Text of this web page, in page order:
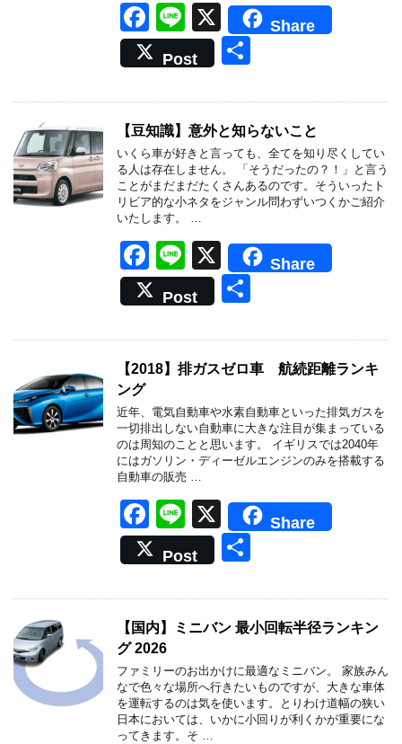
F
a
c
e
b
o
o
k
Li
n
e
X
Share
Post
【豆知識】意外と知らないこと
いくら車が好きと言っても、全てを知り尽くしてい
る人は存在しません。 「そうだったの？！」と言う
ことがまだまだたくさんあるのです。そういったト
リビア的な小ネタをジャンル問わずいつくかご紹介
いたします。 …
F
a
c
e
b
o
o
k
Li
n
e
X
Share
Post
【2018】排ガスゼロ車 航続距離ランキ
ング
近年、電気自動車や水素自動車といった排気ガスを
一切排出しない自動車に大きな注目が集まっている
のは周知のことと思います。 イギリスでは2040年
にはガソリン・ディーゼルエンジンのみを搭載する
自動車の販売 …
F
a
c
e
b
o
o
k
Li
n
e
X
Share
Post
【国内】ミニバン 最小回転半径ランキン
グ 2026
ファミリーのお出かけに最適なミニバン。 家族みん
なで色々な場所へ行きたいものですが、大きな車体
を運転するのは気を使います。とりわけ道幅の狭い
日本においては、いかに小回りが利くかが重要にな
ってきます。そ …